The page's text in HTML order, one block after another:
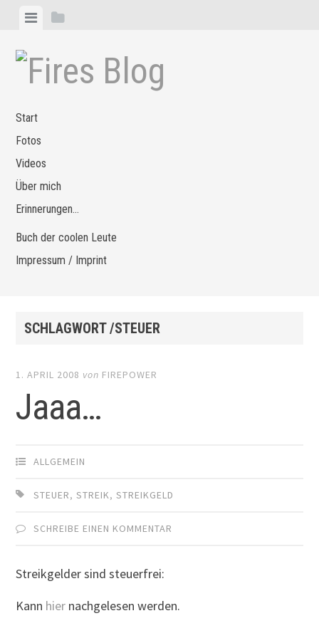
Zum
springen
MenüSeitenleiste
Start
Fotos
Videos
Über mich
Erinnerungen…
Buch der coolen Leute
Impressum / Imprint
SCHLAGWORT /STEUER
1. APRIL 2008 von FIREPOWER
Jaaa…
ALLGEMEIN
STEUER,STREIK,STREIKGELD
SCHREIBE EINEN KOMMENTAR
Streikgelder sind steuerfrei:
Kann hier nachgelesen werden.